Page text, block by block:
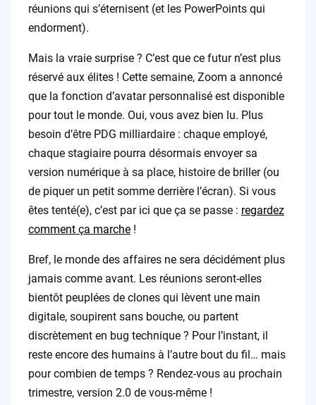
réunions qui s’éternisent (et les PowerPoints qui
endorment).
Mais la vraie surprise ? C’est que ce futur n’est plus
réservé aux élites ! Cette semaine, Zoom a annoncé
que la fonction d’avatar personnalisé est disponible
pour tout le monde. Oui, vous avez bien lu. Plus
besoin d’être PDG milliardaire : chaque employé,
chaque stagiaire pourra désormais envoyer sa
version numérique à sa place, histoire de briller (ou
de piquer un petit somme derrière l’écran). Si vous
êtes tenté(e), c’est par ici que ça se passe : regardez
comment ça marche!
Bref, le monde des affaires ne sera décidément plus
jamais comme avant. Les réunions seront-elles
bientôt peuplées de clones qui lèvent une main
digitale, soupirent sans bouche, ou partent
discrètement en bug technique ? Pour l’instant, il
reste encore des humains à l’autre bout du fil… mais
pour combien de temps ? Rendez-vous au prochain
trimestre, version 2.0 de vous-même !